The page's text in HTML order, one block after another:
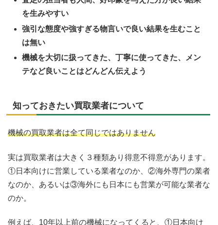
を生みやすい
強引な態度や強すぎる物言いで良い結果を生むこと
は無い
機械を大切に扱ってきた、丁寧に使ってきた、メン
テなど良いことはどんどん伝えよう
知っておきたい買取業者について
機械の買取業者は全て同じではありません
実は買取業者は大きく３種類あり得意不得意があります。
①日本向けに営業している業者なのか、②海外専門の業者
なのか、あるいは③海外にも日本にも営業が可能な業者な
のか。
例えば、10年以上前の機械になってくると、①日本向け